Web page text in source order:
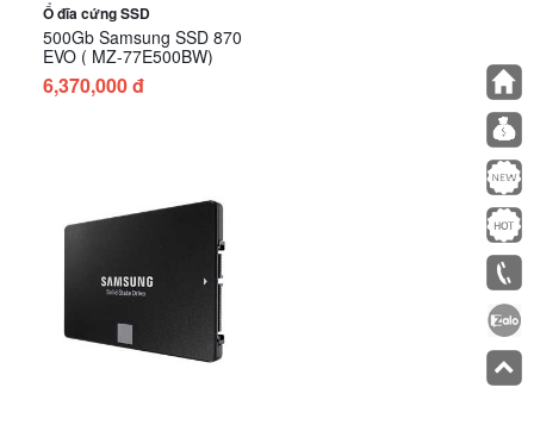
Ổ đĩa cứng SSD
500Gb Samsung SSD 870
EVO ( MZ-77E500BW)
6,370,000 đ